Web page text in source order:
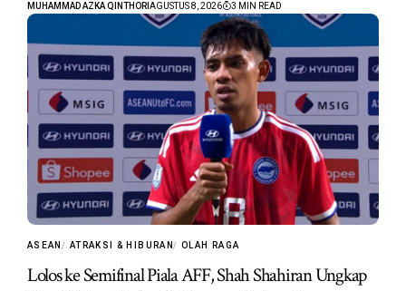
MUHAMMAD AZKA QINTHORI AGUSTUS 8, 2026 3 MIN READ
ASEAN ATRAKSI & HIBURAN OLAH RAGA
Lolos ke Semifinal Piala AFF, Shah Shahiran Ungkap